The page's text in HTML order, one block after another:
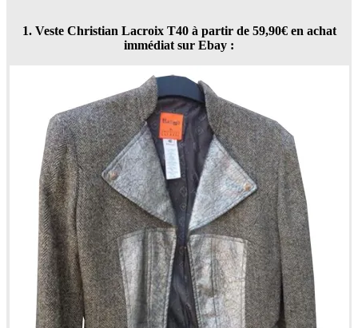
1. Veste Christian Lacroix T40 à partir de 59,90€ en achat
immédiat sur Ebay :